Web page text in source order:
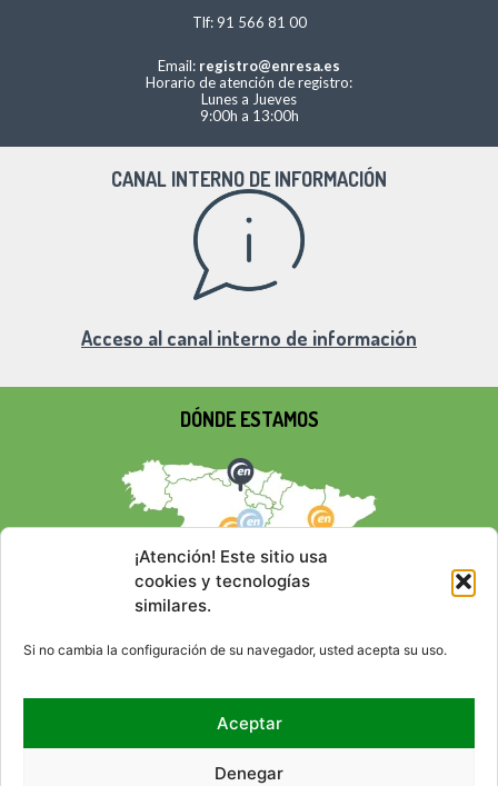
¡Atención! Este sitio usa
cookies y tecnologías
similares.
Si no cambia la configuración de su navegador, usted acepta su uso.
Aceptar
Denegar
Tlf: 91 566 81 00
Email: registro@enresa.es
Horario de atención de registro:
Lunes a Jueves
9:00h a 13:00h
CANAL INTERNO DE INFORMACIÓN
Acceso al canal interno de información
DÓNDE ESTAMOS
REDES SOCIALES